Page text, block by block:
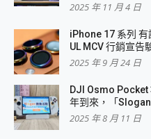
2025 年 11 月 4 日
iPhone 17 系列
UL MCV 行銷宣告
2025 年 9 月 24 日
DJI Osmo Pocket
年到來，「
2025 年 8 月 11 日